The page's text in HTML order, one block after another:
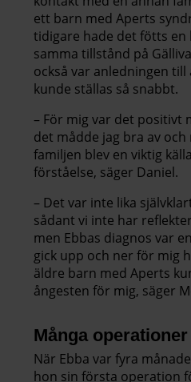
ett barn med Aperts
tidigare hade det fötts en
samma tillstånd på
också var anledningen till
kunde ställas så snabbt.
– För mig var det positivt
det mådde jag bra av
familjen blev en viktig
förståelse, säger Daniel.
– Det var inte lika
sådant vi inte har
men Ebbas diagnos var
gick upp och ner för mig
äldre barn med Aperts
ångesten för mig, säger
Många
När Ebba var fyra
hon sin första operation